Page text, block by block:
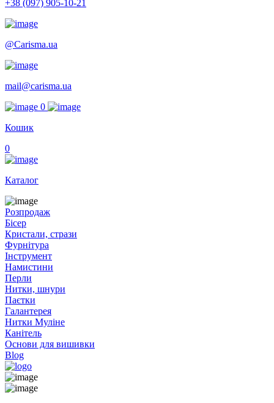
+38 (097) 905-10-21
@Carisma.ua
mail@carisma.ua
0
Кошик
0
Каталог
Розпродаж
Бісер
Кристали, стрази
Фурнітура
Інструмент
Намистини
Перли
Нитки, шнури
Паєтки
Галантерея
Нитки Муліне
Канітель
Основи для вишивки
Blog